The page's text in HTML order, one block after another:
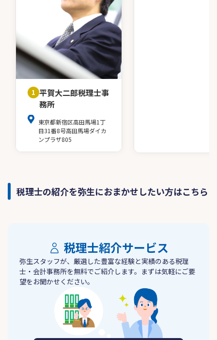
1 平賀大二郎税理士事
務所
東京都新宿区高田馬場1丁
目31番8号高田馬場ダイカ
ンプラザ805
税理士の紹介を弥生におまかせしたい方はこちら
税理士紹介サービス
弥生スタッフが、厳選した豊富な経験と実績のある税理
士・会計事務所を無料でご紹介します。まずは気軽にご要
望をお聞かせください。